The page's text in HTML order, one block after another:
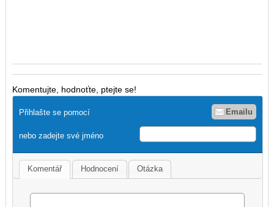
Komentujte, hodnoťte, ptejte se!
Přihlašte se pomocí Emailu
nebo zadejte své jméno
Komentář Hodnocení Otázka